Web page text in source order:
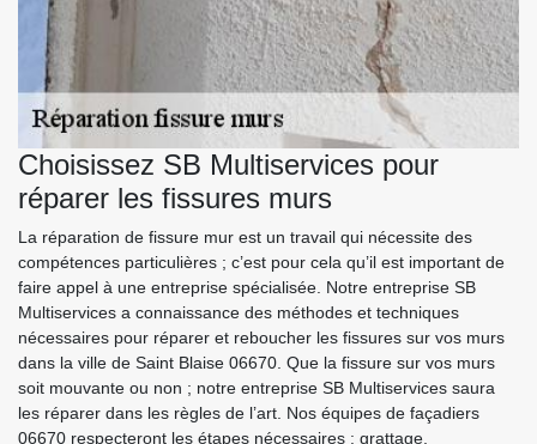
Choisissez SB Multiservices pour
réparer les fissures murs
La réparation de fissure mur est un travail qui nécessite des
compétences particulières ; c’est pour cela qu’il est important de
faire appel à une entreprise spécialisée. Notre entreprise SB
Multiservices a connaissance des méthodes et techniques
nécessaires pour réparer et reboucher les fissures sur vos murs
dans la ville de Saint Blaise 06670. Que la fissure sur vos murs
soit mouvante ou non ; notre entreprise SB Multiservices saura
les réparer dans les règles de l’art. Nos équipes de façadiers
06670 respecteront les étapes nécessaires : grattage,